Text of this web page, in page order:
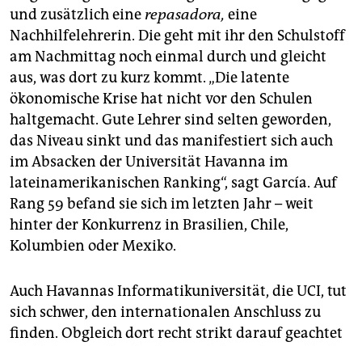
und zusätzlich eine repasadora, eine
Nachhilfelehrerin. Die geht mit ihr den Schulstoff
am Nachmittag noch einmal durch und gleicht
aus, was dort zu kurz kommt. „Die latente
ökonomische Krise hat nicht vor den Schulen
haltgemacht. Gute Lehrer sind selten geworden,
das Niveau sinkt und das manifestiert sich auch
im Absacken der Universität Havanna im
lateinamerikanischen Ranking“, sagt García. Auf
Rang 59 befand sie sich im letzten Jahr – weit
hinter der Konkurrenz in Brasilien, Chile,
Kolumbien oder Mexiko.
Auch Havannas Informatikuniversität, die UCI, tut
sich schwer, den internationalen Anschluss zu
finden. Obgleich dort recht strikt darauf geachtet